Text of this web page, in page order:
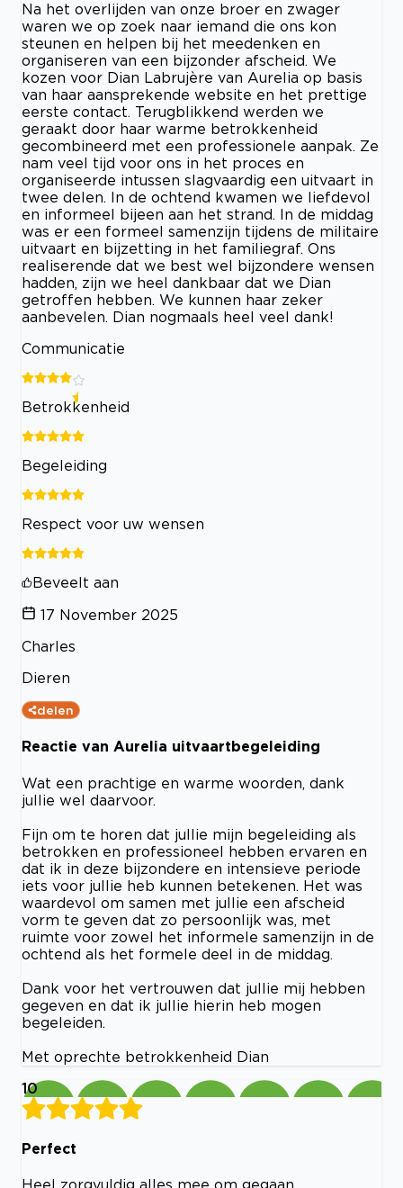
Na het overlijden van onze broer en zwager
waren we op zoek naar iemand die ons kon
steunen en helpen bij het meedenken en
organiseren van een bijzonder afscheid. We
kozen voor Dian Labrujère van Aurelia op basis
van haar aansprekende website en het prettige
eerste contact. Terugblikkend werden we
geraakt door haar warme betrokkenheid
gecombineerd met een professionele aanpak. Ze
nam veel tijd voor ons in het proces en
organiseerde intussen slagvaardig een uitvaart in
twee delen. In de ochtend kwamen we liefdevol
en informeel bijeen aan het strand. In de middag
was er een formeel samenzijn tijdens de militaire
uitvaart en bijzetting in het familiegraf. Ons
realiserende dat we best wel bijzondere wensen
hadden, zijn we heel dankbaar dat we Dian
getroffen hebben. We kunnen haar zeker
aanbevelen. Dian nogmaals heel veel dank!
Communicatie
Betrokkenheid
Begeleiding
Respect voor uw wensen
Beveelt aan
17 November 2025
Charles
Dieren
delen
Reactie van Aurelia uitvaartbegeleiding
Wat een prachtige en warme woorden, dank
jullie wel daarvoor.
Fijn om te horen dat jullie mijn begeleiding als
betrokken en professioneel hebben ervaren en
dat ik in deze bijzondere en intensieve periode
iets voor jullie heb kunnen betekenen. Het was
waardevol om samen met jullie een afscheid
vorm te geven dat zo persoonlijk was, met
ruimte voor zowel het informele samenzijn in de
ochtend als het formele deel in de middag.
Dank voor het vertrouwen dat jullie mij hebben
gegeven en dat ik jullie hierin heb mogen
begeleiden.
Met oprechte betrokkenheid Dian
10
Perfect
Heel zorgvuldig alles mee om gegaan